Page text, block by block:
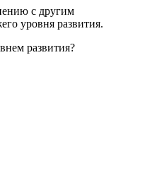
с другим
уровня развития.
развития?